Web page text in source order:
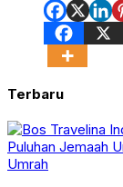
Terbaru
Umrah